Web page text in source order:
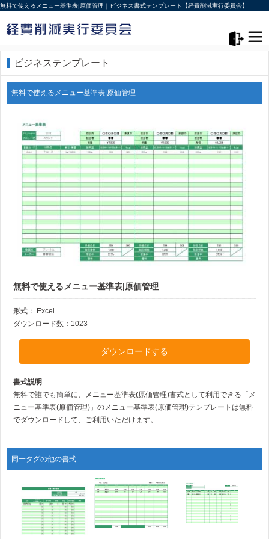
無料で使えるメニュー基準表|原価管理｜ビジネス書式テンプレート【経費削減実行委員会】
ビジネステンプレート
無料で使えるメニュー基準表|原価管理
無料で使えるメニュー基準表|原価管理
形式： Excel
ダウンロード数：1023
ダウンロードする
書式説明
無料で誰でも簡単に、メニュー基準表(原価管理)書式として利用できる「メ
ニュー基準表(原価管理)」のメニュー基準表(原価管理)テンプレートは無料
でダウンロードして、ご利用いただけます。
同一タグの他の書式